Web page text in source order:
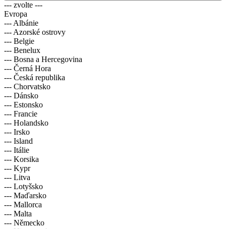
--- zvolte ---
Evropa
--- Albánie
--- Azorské ostrovy
--- Belgie
--- Benelux
--- Bosna a Hercegovina
--- Černá Hora
--- Česká republika
--- Chorvatsko
--- Dánsko
--- Estonsko
--- Francie
--- Holandsko
--- Irsko
--- Island
--- Itálie
--- Korsika
--- Kypr
--- Litva
--- Lotyšsko
--- Maďarsko
--- Mallorca
--- Malta
--- Německo